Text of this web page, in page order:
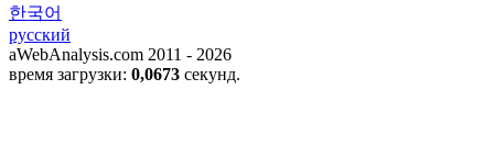
한국어
русский
aWebAnalysis.com 2011 - 2026
время загрузки: 0,0673 секунд.